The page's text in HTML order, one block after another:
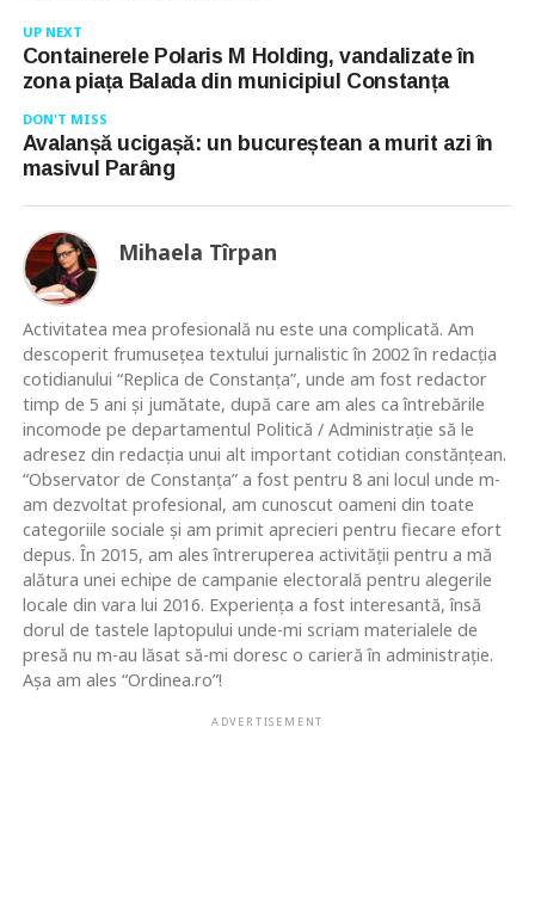
UP NEXT
Containerele Polaris M Holding, vandalizate în
zona piața Balada din municipiul Constanța
DON'T MISS
Avalanșă ucigașă: un bucureștean a murit azi în
masivul Parâng
Mihaela Tîrpan
Activitatea mea profesională nu este una complicată. Am
descoperit frumusețea textului jurnalistic în 2002 în redacția
cotidianului “Replica de Constanța”, unde am fost redactor
timp de 5 ani și jumătate, după care am ales ca întrebările
incomode pe departamentul Politică / Administrație să le
adresez din redacția unui alt important cotidian constănțean.
“Observator de Constanța” a fost pentru 8 ani locul unde m-
am dezvoltat profesional, am cunoscut oameni din toate
categoriile sociale și am primit aprecieri pentru fiecare efort
depus. În 2015, am ales întreruperea activității pentru a mă
alătura unei echipe de campanie electorală pentru alegerile
locale din vara lui 2016. Experiența a fost interesantă, însă
dorul de tastele laptopului unde-mi scriam materialele de
presă nu m-au lăsat să-mi doresc o carieră în administrație.
Așa am ales “Ordinea.ro”!
ADVERTISEMENT